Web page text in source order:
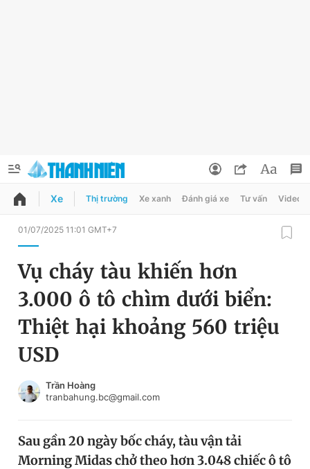
QUẢNG CÁO
Chuyên mục
Chuyên mục khác
Chào ngày mới
Tin thị trường Tin 360
Video Magazine
Đổi mật khẩu
Tin đã lưu
Tin đã xem
Đăng xuất
Xe Thị trường Xe xanh Đánh giá xe Tư vấn Video
01/07/2025 11:01 GMT+7
Vụ cháy tàu khiến hơn
3.000 ô tô chìm dưới biển:
Thiệt hại khoảng 560 triệu
USD
Trần Hoàng
tranbahung.bc@gmail.com
Sau gần 20 ngày bốc cháy, tàu vận tải
Morning Midas chở theo hơn 3.048 chiếc ô tô